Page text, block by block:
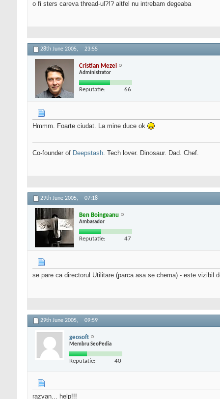
o fi sters careva thread-ul?!? altfel nu intrebam degeaba
28th June 2005, 23:55
Cristian Mezei
Administrator
Reputatie: 66
Hmmm. Foarte ciudat. La mine duce ok
Co-founder of Deepstash. Tech lover. Dinosaur. Dad. Chef.
29th June 2005, 07:18
Ben Boingeanu
Ambasador
Reputatie: 47
se pare ca directorul Utilitare (parca asa se chema) - este
29th June 2005, 09:59
geosoft
Membru SeoPedia
Reputatie: 40
razvan... help!!!